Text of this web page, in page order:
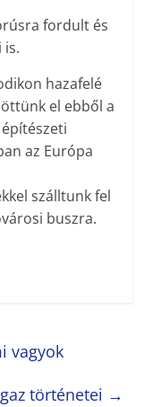
fordult és
is.
hazafelé
el ebből a
az Európa
szálltunk fel
buszra.
vagyok
történetei →